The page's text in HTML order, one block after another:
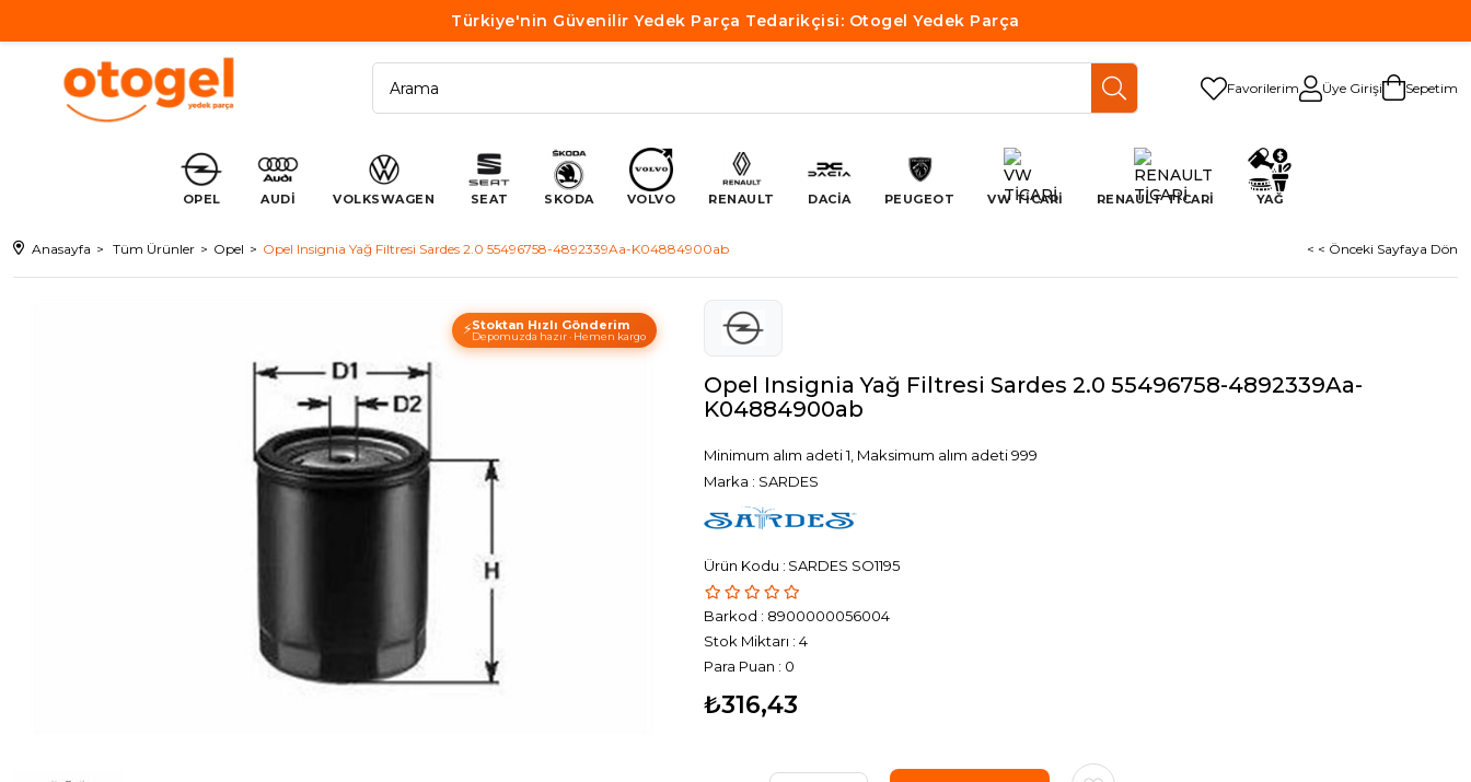
Türkiye'nin Güvenilir Yedek Parça Tedarikçisi: Otogel Yedek Parça
Favorilerim Üye Girişi Sepetim
OPEL AUDİ VOLKSWAGEN SEAT SKODA VOLVO RENAULT DACİA PEUGEOT VW TİCARİ RENAULT TİCARİ YAĞ
Anasayfa Tüm Ürünler Opel Opel Insignia Yağ Filtresi Sardes 2.0 55496758-4892339Aa-K04884900ab < < Önceki Sayfaya Dön
⚡Stoktan Hızlı Gönderim
Depomuzda hazır · Hemen kargo
Opel Insignia Yağ Filtresi Sardes 2.0 55496758-4892339Aa-
K04884900ab
Minimum alım adeti 1, Maksimum alım adeti 999
Marka : SARDES
SARDES SO1195
Barkod : 8900000056004
Stok Miktarı : 4
Para Puan : 0
₺316,43